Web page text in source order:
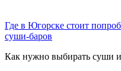
Где в Югорске стоит
суши-баров
Как нужно выбирать суши